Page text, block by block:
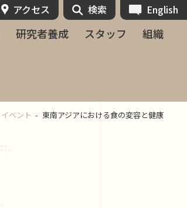
研究者養成 スタッフ 組織
アクセス 検索 English
イベント 東南アジアにおける食の変容と健康